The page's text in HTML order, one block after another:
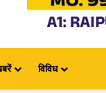
विविध